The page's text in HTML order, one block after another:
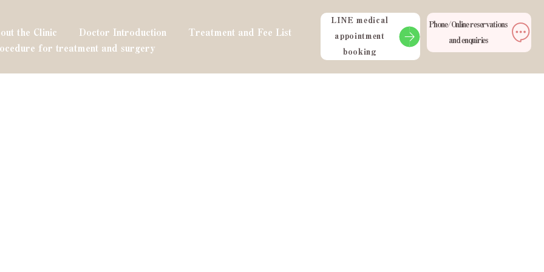
the Clinic Doctor Introduction
Treatment and Fee List
for treatment and surgery
LINE medical
appointment
booking
Phone/Online reservations
and enquiries